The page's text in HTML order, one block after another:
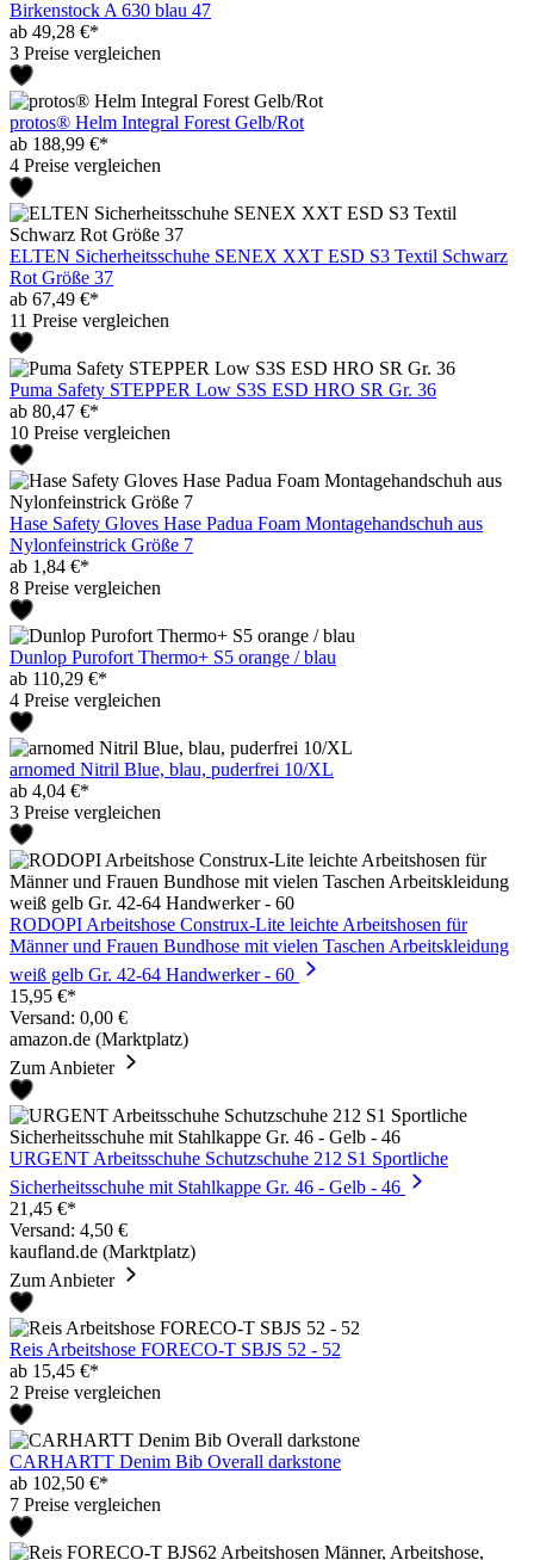
Birkenstock A 630 blau 47
ab 49,28 €*
3 Preise vergleichen
protos® Helm Integral Forest Gelb/Rot
ab 188,99 €*
4 Preise vergleichen
ELTEN Sicherheitsschuhe SENEX XXT ESD S3 Textil Schwarz
Rot Größe 37
ab 67,49 €*
11 Preise vergleichen
Puma Safety STEPPER Low S3S ESD HRO SR Gr. 36
ab 80,47 €*
10 Preise vergleichen
Hase Safety Gloves Hase Padua Foam Montagehandschuh aus
Nylonfeinstrick Größe 7
ab 1,84 €*
8 Preise vergleichen
Dunlop Purofort Thermo+ S5 orange / blau
ab 110,29 €*
4 Preise vergleichen
arnomed Nitril Blue, blau, puderfrei 10/XL
ab 4,04 €*
3 Preise vergleichen
RODOPI Arbeitshose Construx-Lite leichte Arbeitshosen für
Männer und Frauen Bundhose mit vielen Taschen Arbeitskleidung
weiß gelb Gr. 42-64 Handwerker - 60
15,95 €*
Versand: 0,00 €
amazon.de (Marktplatz)
Zum Anbieter
URGENT Arbeitsschuhe Schutzschuhe 212 S1 Sportliche
Sicherheitsschuhe mit Stahlkappe Gr. 46 - Gelb - 46
21,45 €*
Versand: 4,50 €
kaufland.de (Marktplatz)
Zum Anbieter
Reis Arbeitshose FORECO-T SBJS 52 - 52
ab 15,45 €*
2 Preise vergleichen
CARHARTT Denim Bib Overall darkstone
ab 102,50 €*
7 Preise vergleichen